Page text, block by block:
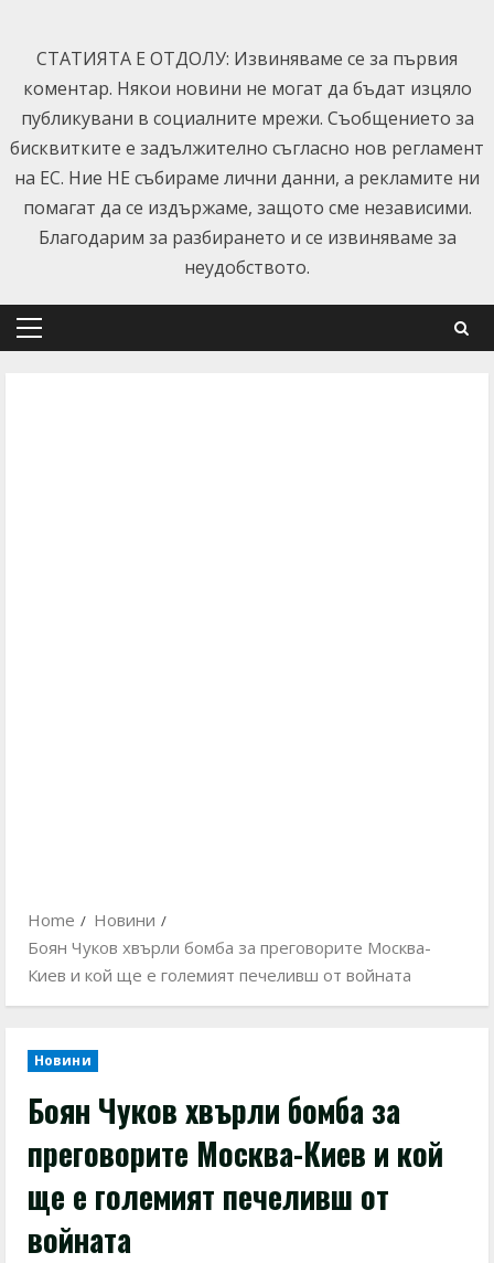
content
СТАТИЯТА Е ОТДОЛУ: Извиняваме се за първия
коментар. Някои новини не могат да бъдат изцяло
публикувани в социалните мрежи. Съобщението за
бисквитките е задължително съгласно нов регламент
на ЕС. Ние НЕ събираме лични данни, а рекламите ни
помагат да се издържаме, защото сме независими.
Благодарим за разбирането и се извиняваме за
неудобството.
Primary
Home
Новини
Боян Чуков хвърли бомба за преговорите Москва-
Киев и кой ще е големият печеливш от войната
Новини
Боян Чуков хвърли бомба за
преговорите Москва-Киев и кой
ще е големият печеливш от
войната